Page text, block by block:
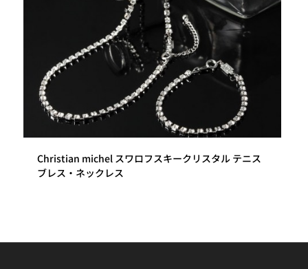
Christian michel スワロフスキークリスタル テニス
ブレス・ネックレス